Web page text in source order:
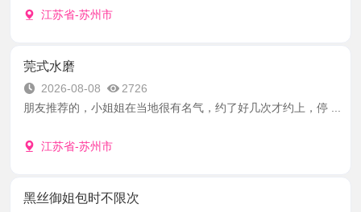
江苏省-苏州市
莞式水磨
2026-08-08
2726
朋友推荐的，小姐姐在当地很有名气，约了好几次才约上，停 ...
江苏省-苏州市
黑丝御姐包时不限次